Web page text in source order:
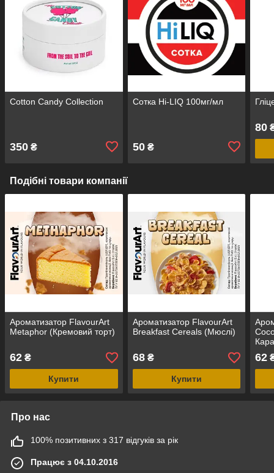
Cotton Candy Collection
350 ₴
Сотка Hi-LIQ 100мг/мл
50₴
80
Подібні товари компанії
Ароматизатор FlavourArt
Metaphor (Кремовий торт)
62 ₴
Купити
Ароматизатор FlavourArt
Breakfast Cereals (Мюслі)
68₴
Купити
62
Про нас
100% позитивних з 317 відгуків за рік
Працює з 04.10.2016